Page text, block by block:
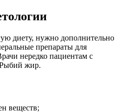
диету, нужно дополнительно
препараты для
нередко пациентам с
жир.
веществ;